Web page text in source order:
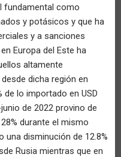
fundamental como
y potásicos y que ha
y a sanciones
Europa del Este ha
altamente
dicha región en
lo importado en USD
de 2022 provino de
durante el mismo
una disminución de 12.8%
Rusia mientras que en